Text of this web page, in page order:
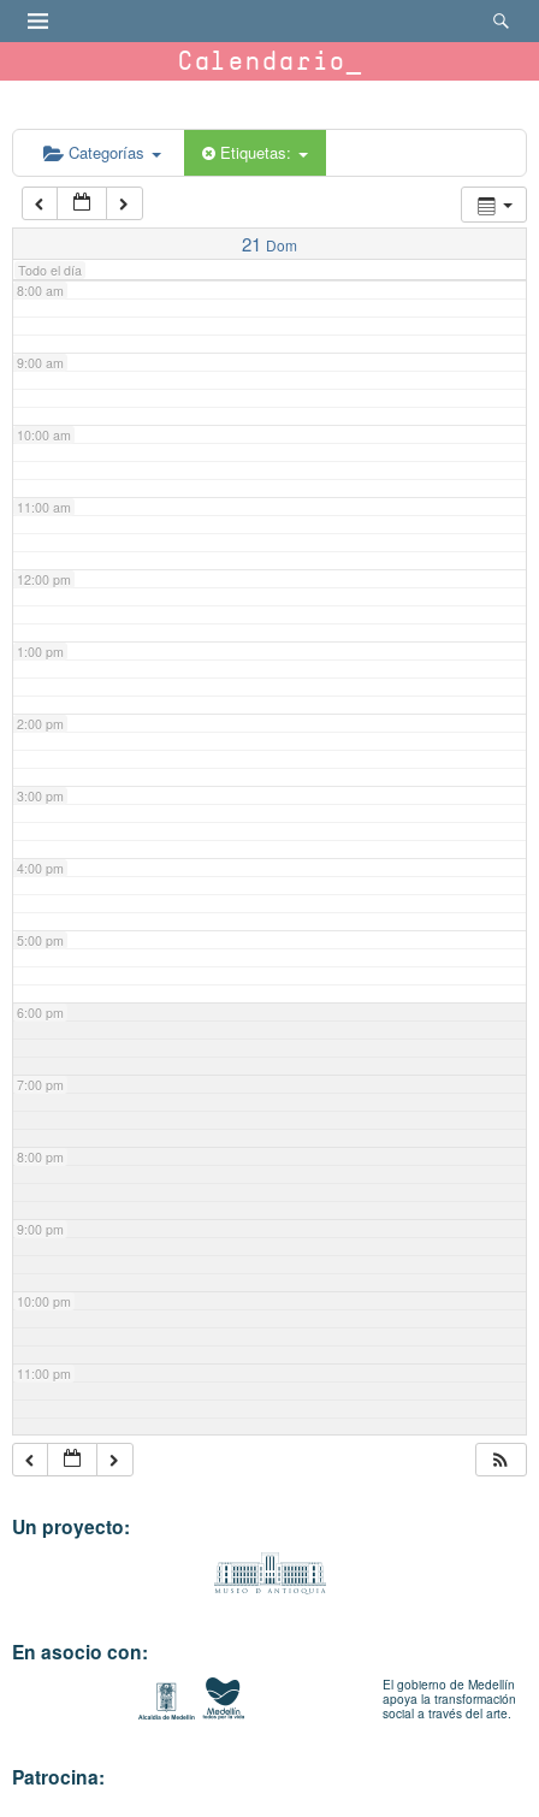
Calendario
Categorías Etiquetas:
21 Dom
Todo el día
6:00 am
7:00 am
8:00 am
9:00 am
10:00 am
11:00 am
12:00 pm
1:00 pm
2:00 pm
3:00 pm
4:00 pm
5:00 pm
6:00 pm
7:00 pm
8:00 pm
9:00 pm
10:00 pm
11:00 pm
Un proyecto:
En asocio con:
El gobierno de Medellín
apoya la transformación
social a través del arte.
Patrocina: